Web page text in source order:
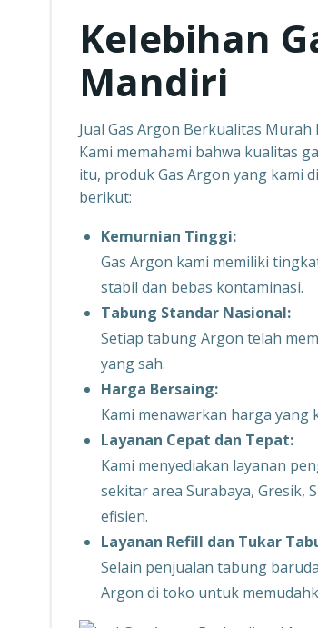
Kelebihan
Mandiri
Jual Gas Argon Berkualitas Murah
Kami memahami bahwa kualitas
itu, produk Gas Argon yang kami
berikut:
Kemurnian Tinggi:
Gas Argon kami memiliki
stabil dan bebas kontaminasi.
Tabung Standar Nasional:
Setiap tabung Argon telah
yang sah.
Harga Bersaing:
Kami menawarkan harga
Layanan Cepat dan Tepat:
Kami menyediakan layanan
sekitar area Surabaya, Gresik,
efisien.
Layanan Refill dan Tukar
Selain penjualan tabung
Argon di toko untuk